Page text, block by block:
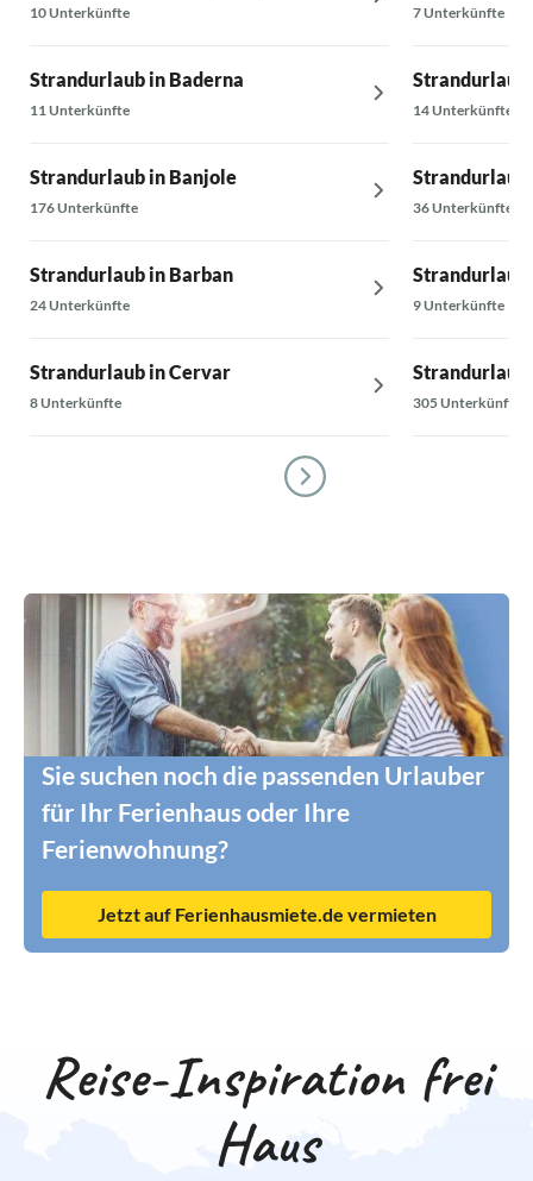
10 Unterkünfte
Strandurlaub in Baderna
11 Unterkünfte
Strandurlaub in Banjole
176 Unterkünfte
Strandurlaub in Barban
24 Unterkünfte
Strandurlaub in Cervar
8 Unterkünfte
7 Unterkünfte
14 Unterkünfte
Strandurlaub
36 Unterkünfte
Strandurlaub
9 Unterkünfte
Strandurlaub
305 Unterkünfte
Sie suchen noch die passenden Urlauber
für Ihr Ferienhaus oder Ihre
Ferienwohnung?
Jetzt auf Ferienhausmiete.de vermieten
Reise-Inspiration frei
Haus